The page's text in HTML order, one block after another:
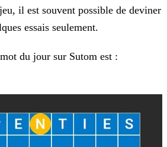
jeu, il est souvent possible de deviner
essais seulement.
du jour sur Sutom est :